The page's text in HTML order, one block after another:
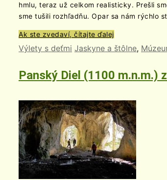
hmlu, teraz už celkom realisticky. Prešli
sme tušili rozhľadňu. Opar sa nám rýchlo
Ak ste zvedaví, čítajte ďalej
Výlety s deťmi Jaskyne a štôlne,
Panský Diel (1100 m.n.m.)